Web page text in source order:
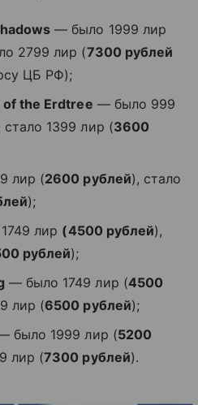
— было 1999 лир
2799 лир (7300 рублей
ЦБ РФ);
of the Erdtree — было 999
стало 1399 лир (3600
лир (2600 рублей), стало
);
лир (4500 рублей),
рублей);
— было 1749 лир (4500
лир (6500 рублей);
было 1999 лир (5200
лир (7300 рублей).